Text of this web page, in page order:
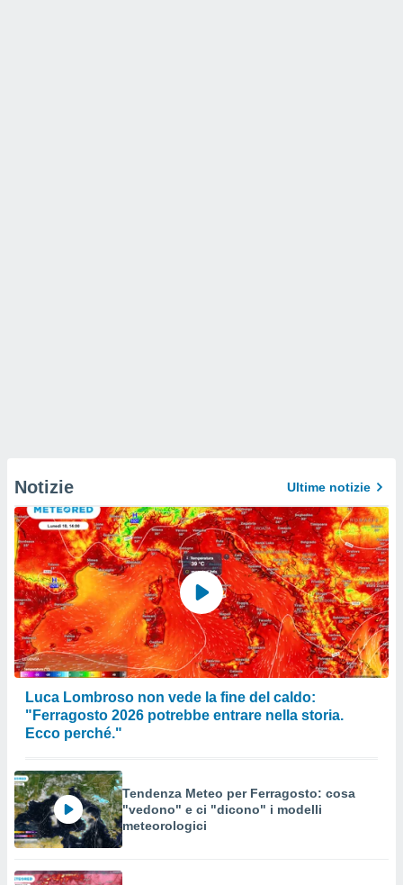
Notizie Ultime notizie
Luca Lombroso non vede la fine del caldo:
"Ferragosto 2026 potrebbe entrare nella storia.
Ecco perché."
Tendenza Meteo per Ferragosto: cosa
"vedono" e ci "dicono" i modelli
meteorologici